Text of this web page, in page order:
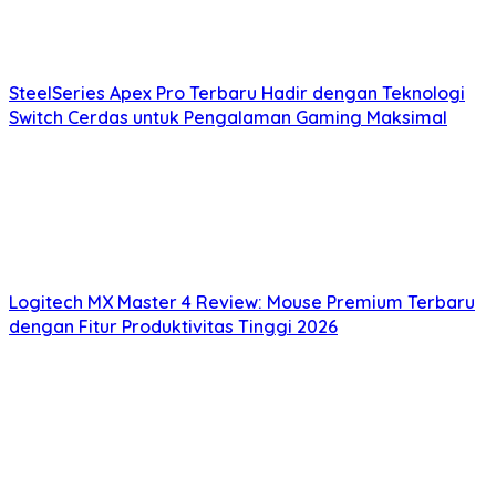
SteelSeries Apex Pro Terbaru Hadir dengan Teknologi
Switch Cerdas untuk Pengalaman Gaming Maksimal
Logitech MX Master 4 Review: Mouse Premium Terbaru
dengan Fitur Produktivitas Tinggi 2026